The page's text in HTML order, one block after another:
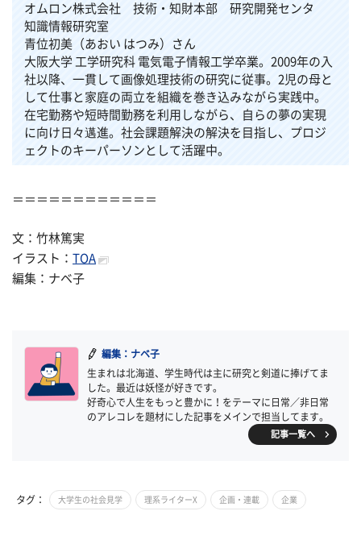
オムロン株式会社 技術・知財本部 研究開発センタ
知識情報研究室
青位初美（あおい はつみ）さん
大阪大学 工学研究科 電気電子情報工学卒業。2009年の入
社以降、一貫して画像処理技術の研究に従事。2児の母と
して仕事と家庭の両立を組織を巻き込みながら実践中。
在宅勤務や短時間勤務を利用しながら、自らの夢の実現
に向け日々邁進。社会課題解決の解決を目指し、プロジ
ェクトのキーパーソンとして活躍中。
＝＝＝＝＝＝＝＝＝＝＝＝
文：竹林篤実
イラスト： TOA
編集：ナベ子
編集：ナベ子
生まれは北海道、学生時代は主に研究と剣道に捧げてま
した。最近は妖怪が好きです。
好奇心で人生をもっと豊かに！をテーマに日常／非日常
のアレコレを題材にした記事をメインで担当してます。
記事一覧へ
タグ： 大学生の社会見学 理系ライターX 企画・連載 企業